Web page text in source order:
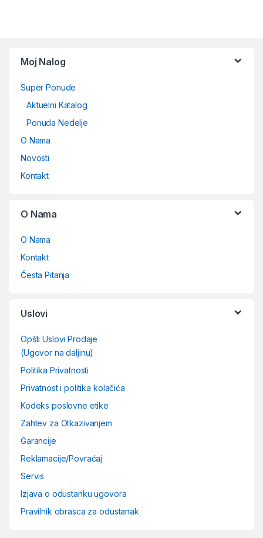
Moj Nalog
Super Ponude
Aktuelni Katalog
Ponuda Nedelje
O Nama
Novosti
Kontakt
O Nama
O Nama
Kontakt
Česta Pitanja
Uslovi
Opšti Uslovi Prodaje
(Ugovor na daljinu)
Politika Privatnosti
Privatnost i politika kolačića
Kodeks poslovne etike
Zahtev za Otkazivanjem
Garancije
Reklamacije/Povraćaj
Servis
Izjava o odustanku ugovora
Pravilnik obrasca za odustanak